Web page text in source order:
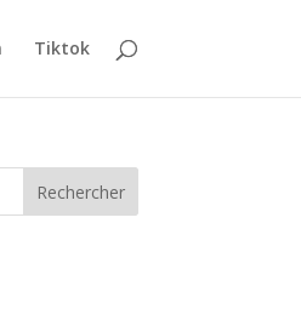
Tiktok
Rechercher